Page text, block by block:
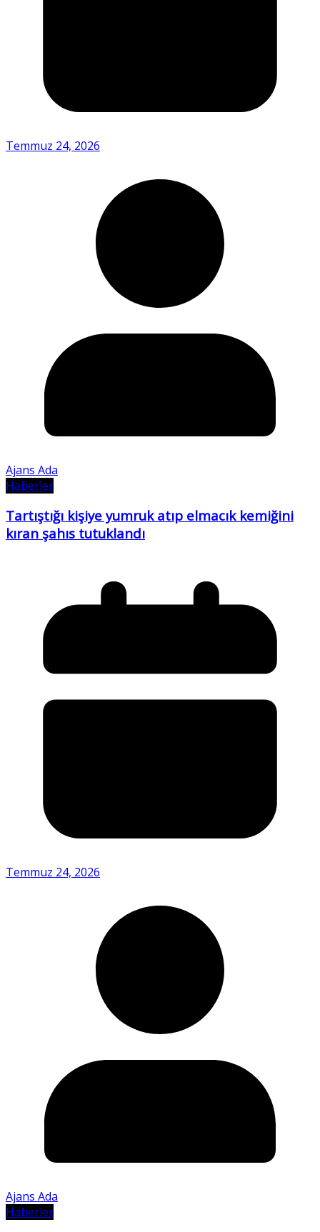
Temmuz 24, 2026
Ajans Ada
Haberler
Tartıştığı kişiye yumruk atıp elmacık kemiğini
kıran şahıs tutuklandı
Temmuz 24, 2026
Ajans Ada
Haberler